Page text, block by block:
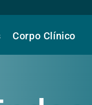
Corpo Clínico